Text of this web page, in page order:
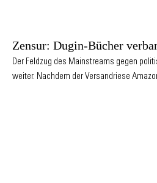
Zensur: Dugin-Bücher
Der Feldzug des Mainstreams gegen
weiter. Nachdem der Versandriese